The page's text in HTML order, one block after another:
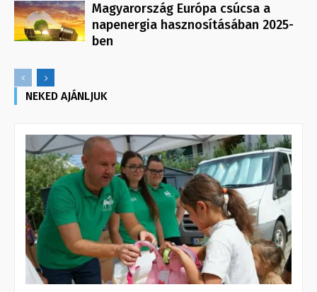
Magyarország Európa csúcsa a
napenergia hasznosításában 2025-
ben
NEKED AJÁNLJUK